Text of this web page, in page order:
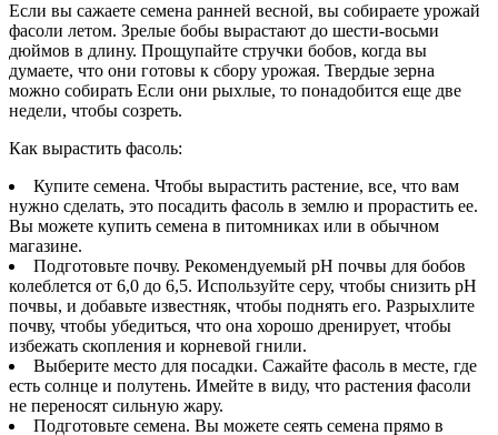
Если вы сажаете семена ранней весной, вы собираете урожай
фасоли летом. Зрелые бобы вырастают до шести-восьми
дюймов в длину. Прощупайте стручки бобов, когда вы
думаете, что они готовы к сбору урожая. Твердые зерна
можно собирать Если они рыхлые, то понадобится еще две
недели, чтобы созреть.
Как вырастить фасоль:
Купите семена. Чтобы вырастить растение, все, что вам
нужно сделать, это посадить фасоль в землю и прорастить ее.
Вы можете купить семена в питомниках или в обычном
магазине.
Подготовьте почву. Рекомендуемый pH почвы для бобов
колеблется от 6,0 до 6,5. Используйте серу, чтобы снизить pH
почвы, и добавьте известняк, чтобы поднять его. Разрыхлите
почву, чтобы убедиться, что она хорошо дренирует, чтобы
избежать скопления и корневой гнили.
Выберите место для посадки. Сажайте фасоль в месте, где
есть солнце и полутень. Имейте в виду, что растения фасоли
не переносят сильную жару.
Подготовьте семена. Вы можете сеять семена прямо в